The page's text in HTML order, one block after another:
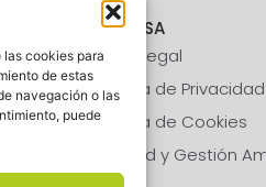
cookies para
de estas
navegación o las
puede
EMPRESA
Aviso Legal
Política de Privacidad
Política de Cookies
Calidad y Gestión